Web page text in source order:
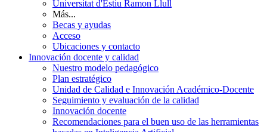
Universitat d'Estiu Ramon Llull
Más...
Becas y ayudas
Acceso
Ubicaciones y contacto
Innovación docente y calidad
Nuestro modelo pedagógico
Plan estratégico
Unidad de Calidad e Innovación Académico-Docente
Seguimiento y evaluación de la calidad
Innovación docente
Recomendaciones para el buen uso de las herramientas